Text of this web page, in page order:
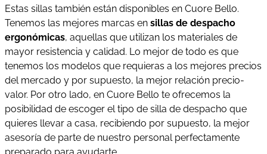
Estas sillas también están disponibles en Cuore Bello.
Tenemos las mejores marcas en sillas de despacho
ergonómicas, aquellas que utilizan los materiales de
mayor resistencia y calidad. Lo mejor de todo es que
tenemos los modelos que requieras a los mejores precios
del mercado y por supuesto, la mejor relación precio-
valor. Por otro lado, en Cuore Bello te ofrecemos la
posibilidad de escoger el tipo de silla de despacho que
quieres llevar a casa, recibiendo por supuesto, la mejor
asesoría de parte de nuestro personal perfectamente